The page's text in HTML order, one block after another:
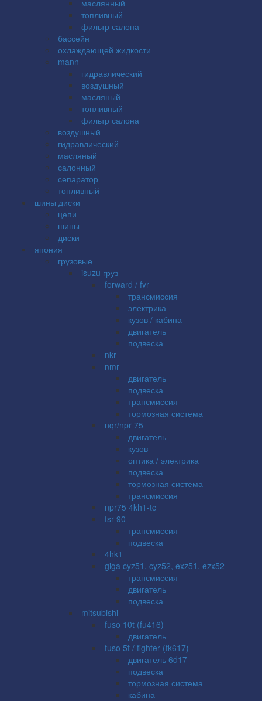
маслянный
топливный
фильтр салона
бассейн
охлаждающей жидкости
mann
гидравлический
воздушный
масляный
топливный
фильтр салона
воздушный
гидравлический
масляный
салонный
сепаратор
топливный
шины диски
цепи
шины
диски
япония
грузовые
isuzu груз
forward / fvr
трансмиссия
электрика
кузов / кабина
двигатель
подвеска
nkr
nmr
двигатель
подвеска
трансмиссия
тормозная система
nqr/npr 75
двигатель
кузов
оптика / электрика
подвеска
тормозная система
трансмиссия
npr75 4kh1-tc
fsr-90
трансмиссия
подвеска
4hk1
giga cyz51, cyz52, exz51, ezx52
трансмиссия
двигатель
подвеска
mitsubishi
fuso 10t (fu416)
двигатель
fuso 5t / fighter (fk617)
двигатель 6d17
подвеска
тормозная система
кабина